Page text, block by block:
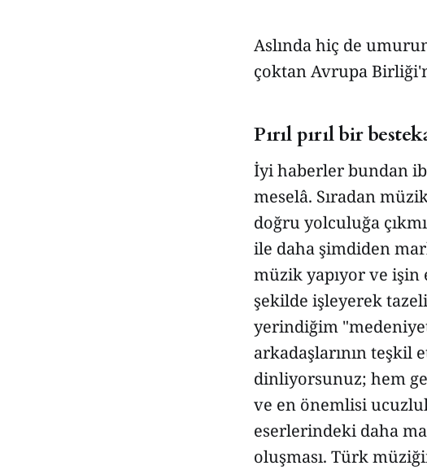
Aslında hiç de
çoktan Avrupa
Pırıl pırıl bir
İyi haberler bundan
meselâ. Sıradan
doğru yolculuğa
ile daha şimdiden
müzik yapıyor ve işin
şekilde işleyerek
yerindiğim
arkadaşlarının teşkil
dinliyorsunuz; hem
ve en önemlisi
eserlerindeki daha
oluşması. Türk